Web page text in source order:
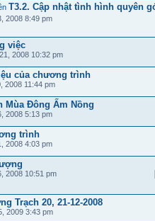
T3.2. Cập nhật tình hình quyên
2008 8:49 pm
việc
2008 10:32 pm
của chương trình
2008 11:44 pm
Mùa Đông Ấm Nồng
2008 5:13 pm
trình
2008 4:03 pm
2008 10:51 pm
Trạch 20, 21-12-2008
2009 3:43 pm